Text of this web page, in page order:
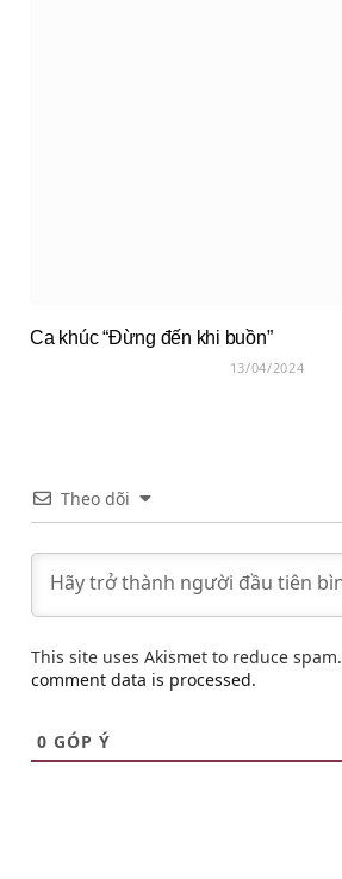
Ca khúc “Đừng đến khi buồn”
13/04/2024
Theo dõi
This site uses Akismet to reduce spam.
comment data is processed.
0 GÓP Ý